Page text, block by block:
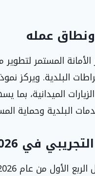
عمله
المستمر لتطوير
البلدية.
الميدانية،
البلدية وحماية
في 2026